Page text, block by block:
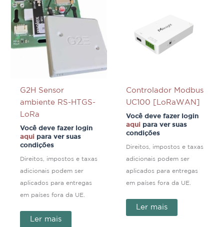
G2H Sensor
ambiente RS-HTGS-
LoRa
Você deve fazer login
aqui para ver suas
condições
Direitos, impostos e taxas
adicionais podem ser
aplicados para entregas
em países fora da UE.
Ler mais
Controlador Modbus
UC100 [LoRaWAN]
Você deve fazer login
aqui para ver suas
condições
Direitos, impostos e taxas
adicionais podem ser
aplicados para entregas
em países fora da UE.
Ler mais